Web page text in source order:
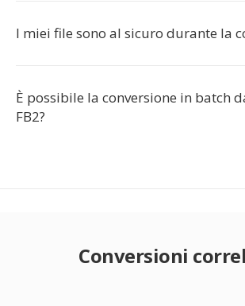
I miei file sono al sicuro durante la
È possibile la conversione in batch
FB2?
Conversioni